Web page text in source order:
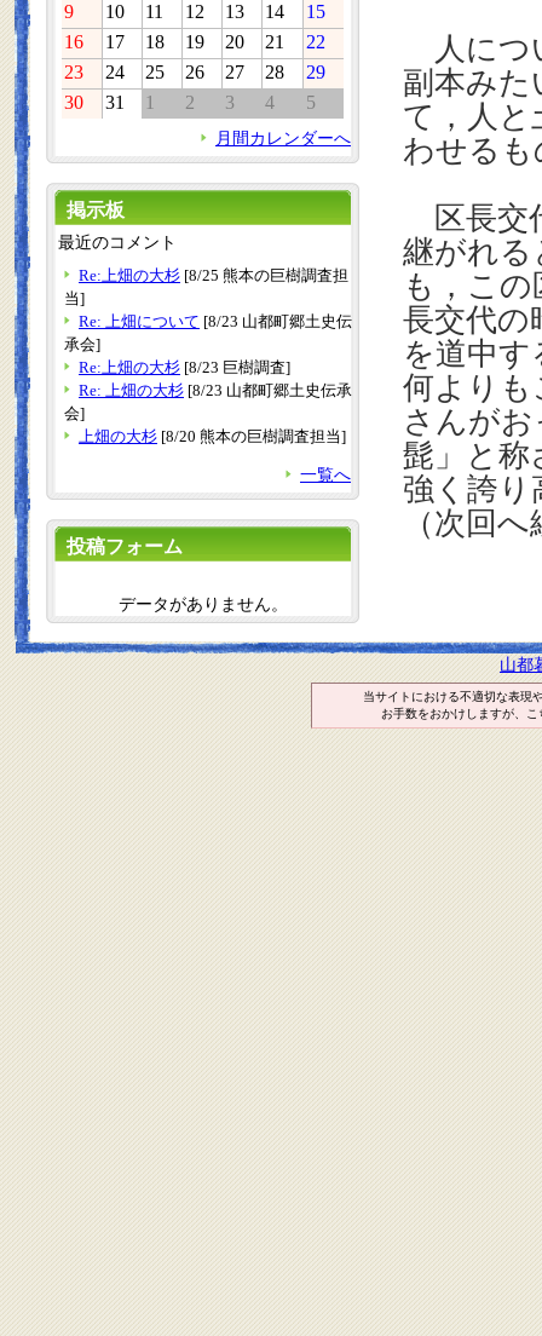
人につ
副本み
て，人と
わせる
区長交
継がれる
も，こ
長交代の
を道中
何よりも
さんが
髭」と称
強く誇り
（次回
9
10 11 12 13 14
15
16
17 18 19 20 21
22
23
24 25 26 27 28
29
30
31 1 2 3 4 5
月間カレンダーへ
掲示板
最近のコメント
Re:上畑の大杉 [8/25 熊本の巨樹調査担
当]
Re: 上畑について [8/23 山都町郷土史伝
承会]
Re:上畑の大杉 [8/23 巨樹調査]
Re: 上畑の大杉 [8/23 山都町郷土史伝承
会]
上畑の大杉 [8/20 熊本の巨樹調査担当]
一覧へ
投稿フォーム
データがありません。
山都
当サイトにおける不適切な表現
お手数をおかけしますが、こ